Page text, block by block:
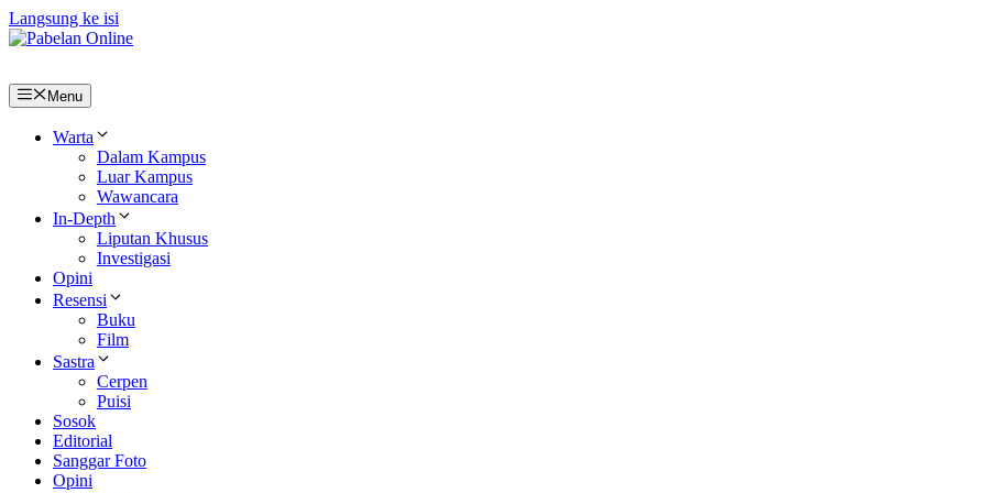
Langsung ke isi
Menu
Warta
Dalam Kampus
Luar Kampus
Wawancara
In-Depth
Liputan Khusus
Investigasi
Opini
Resensi
Buku
Film
Sastra
Cerpen
Puisi
Sosok
Editorial
Sanggar Foto
Opini